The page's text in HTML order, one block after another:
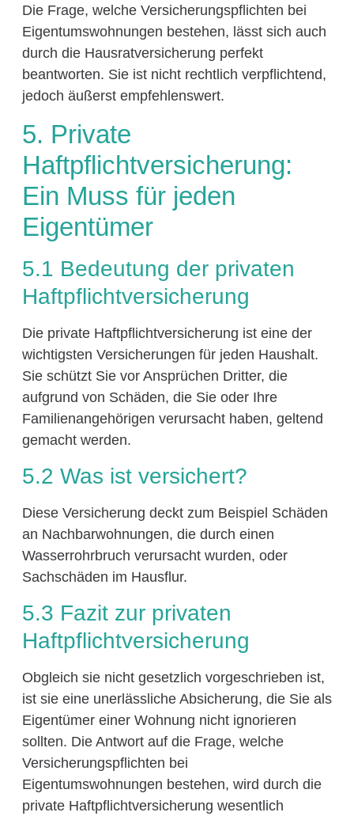
Die Frage, welche Versicherungspflichten bei
Eigentumswohnungen bestehen, lässt sich auch
durch die Hausratversicherung perfekt
beantworten. Sie ist nicht rechtlich verpflichtend,
jedoch äußerst empfehlenswert.
5. Private
Haftpflichtversicherung:
Ein Muss für jeden
Eigentümer
5.1 Bedeutung der privaten
Haftpflichtversicherung
Die private Haftpflichtversicherung ist eine der
wichtigsten Versicherungen für jeden Haushalt.
Sie schützt Sie vor Ansprüchen Dritter, die
aufgrund von Schäden, die Sie oder Ihre
Familienangehörigen verursacht haben, geltend
gemacht werden.
5.2 Was ist versichert?
Diese Versicherung deckt zum Beispiel Schäden
an Nachbarwohnungen, die durch einen
Wasserrohrbruch verursacht wurden, oder
Sachschäden im Hausflur.
5.3 Fazit zur privaten
Haftpflichtversicherung
Obgleich sie nicht gesetzlich vorgeschrieben ist,
ist sie eine unerlässliche Absicherung, die Sie als
Eigentümer einer Wohnung nicht ignorieren
sollten. Die Antwort auf die Frage, welche
Versicherungspflichten bei
Eigentumswohnungen bestehen, wird durch die
private Haftpflichtversicherung wesentlich